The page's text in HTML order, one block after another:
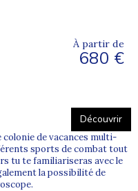
À partir de
680 €
Découvrir
colonie de vacances multi-
sports de combat tout
tu te familiariseras avec le
la possibilité de